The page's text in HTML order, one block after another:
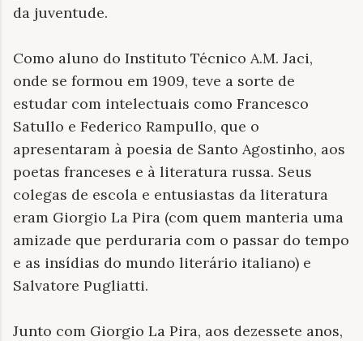
da juventude.
Como aluno do Instituto Técnico A.M. Jaci,
onde se formou em 1909, teve a sorte de
estudar com intelectuais como Francesco
Satullo e Federico Rampullo, que o
apresentaram à poesia de Santo Agostinho, aos
poetas franceses e à literatura russa. Seus
colegas de escola e entusiastas da literatura
eram Giorgio La Pira (com quem manteria uma
amizade que perduraria com o passar do tempo
e as insídias do mundo literário italiano) e
Salvatore Pugliatti.
Junto com Giorgio La Pira, aos dezessete anos,